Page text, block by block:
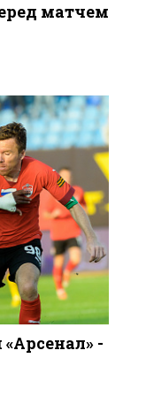
матчем
-